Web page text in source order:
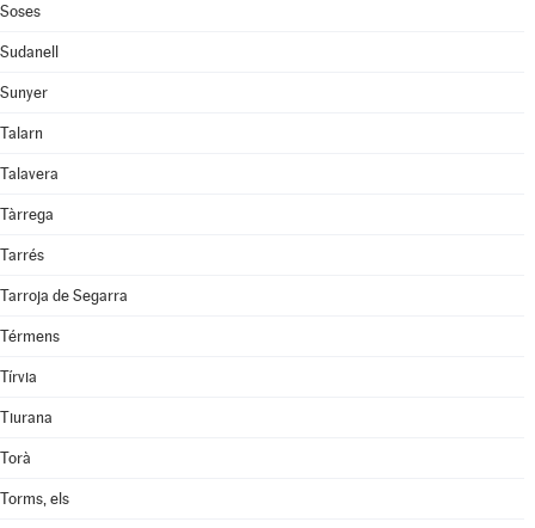
Soses
Sudanell
Sunyer
Talarn
Talavera
Tàrrega
Tarrés
Tarroja de Segarra
Térmens
Tírvia
Tiurana
Torà
Torms, els